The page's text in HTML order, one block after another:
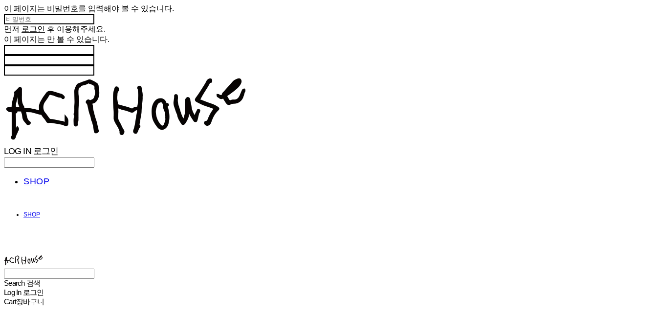
이 페이지는 비밀번호를 입력해야 볼 수 있습니다.
먼저 로그인 후 이용해주세요.
이 페이지는 만 볼 수 있습니다.
LOG IN 로그인
SHOP
SHOP
Search 검색
Log In 로그인
Cart장바구니